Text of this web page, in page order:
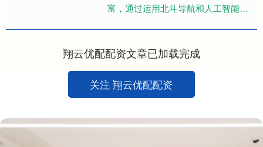
富，通过运用北斗导航和人工智能技
损失率也大大降低，我计划订购一....
翔云优配配资文章已加载完成
关注 翔云优配配资